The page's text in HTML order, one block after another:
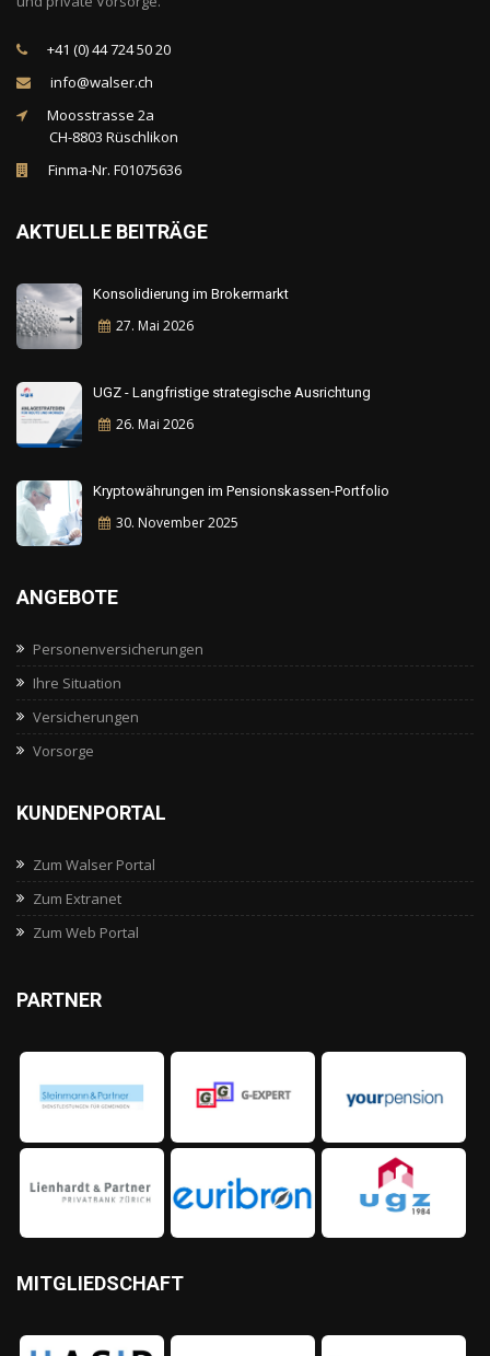
+41 (0) 44 724 50 20
info@walser.ch
Moosstrasse 2a
CH-8803 Rüschlikon
Finma-Nr. F01075636
AKTUELLE BEITRÄGE
Konsolidierung im Brokermarkt
27. Mai 2026
UGZ - Langfristige strategische Ausrichtung
26. Mai 2026
Kryptowährungen im Pensionskassen-Portfolio
30. November2025
ANGEBOTE
Personenversicherungen
Ihre Situation
Versicherungen
Vorsorge
KUNDENPORTAL
Zum Walser Portal
Zum Extranet
Zum Web Portal
PARTNER
MITGLIEDSCHAFT